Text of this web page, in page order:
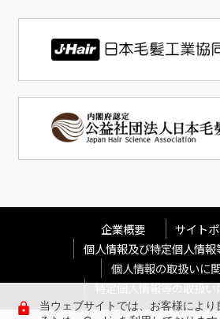
企業概要
サイト
個人情報及び特定個人情報
個人情報の取扱いに
特定個人情報等の取扱い
当ウェブサイトでは、お客様によ